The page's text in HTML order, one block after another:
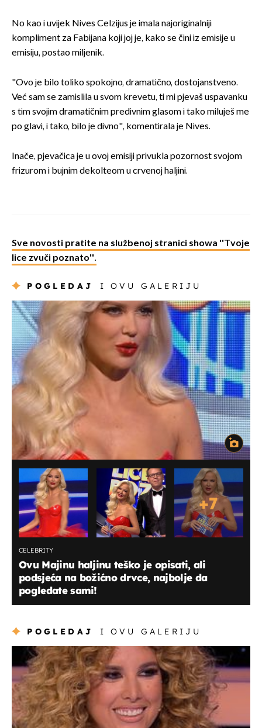
No kao i uvijek Nives Celzijus je imala najoriginalniji
kompliment za Fabijana koji joj je, kako se čini iz emisije u
emisiju, postao miljenik.
"Ovo je bilo toliko spokojno, dramatično, dostojanstveno.
Već sam se zamislila u svom krevetu, ti mi pjevaš uspavanku
s tim svojim dramatičnim predivnim glasom i tako miluješ me
po glavi, i tako, bilo je divno", komentirala je Nives.
Inače, pjevačica je u ovoj emisiji privukla pozornost svojom
frizurom i bujnim dekolteom u crvenoj haljini.
Sve novosti pratite na službenoj stranici showa ''Tvoje
lice zvuči poznato''.
POGLEDAJ I OVU GALERIJU
+7
CELEBRITY
Ovu Majinu haljinu teško je opisati, ali
podsjeća na božićno drvce, najbolje da
pogledate sami!
POGLEDAJ I OVU GALERIJU